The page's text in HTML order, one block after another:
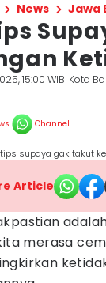
News Jawa
15:00 WIB Kota
Channel
supaya gak takut
Article
merasa